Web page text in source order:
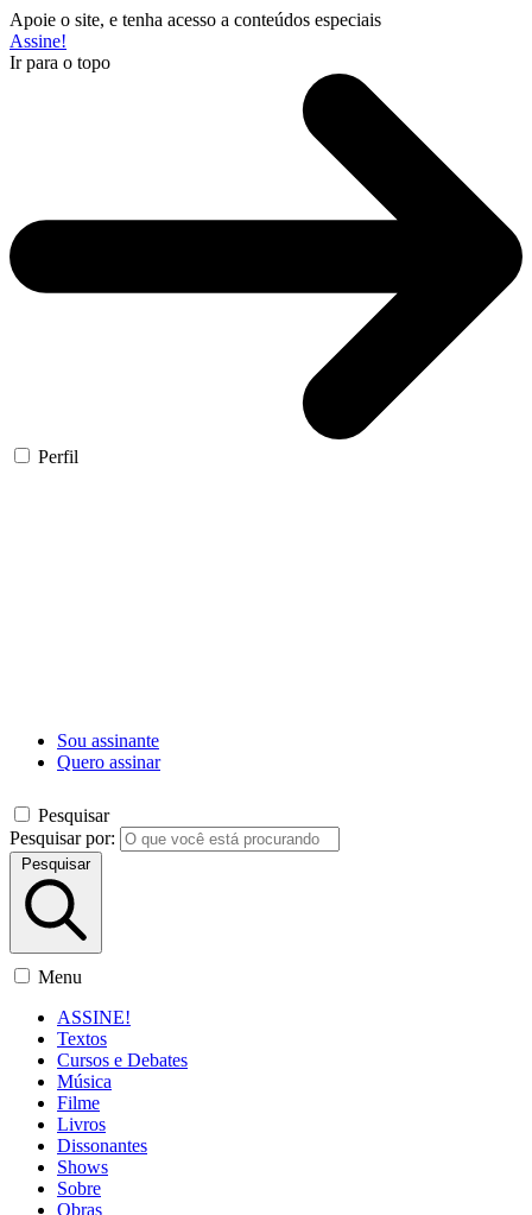
Apoie o site, e tenha acesso a conteúdos especiais
Assine!
Ir para o topo
Perfil
Sou assinante
Quero assinar
Pesquisar
Pesquisar por:
Pesquisar
Menu
ASSINE!
Textos
Cursos e Debates
Música
Filme
Livros
Dissonantes
Shows
Sobre
Obras